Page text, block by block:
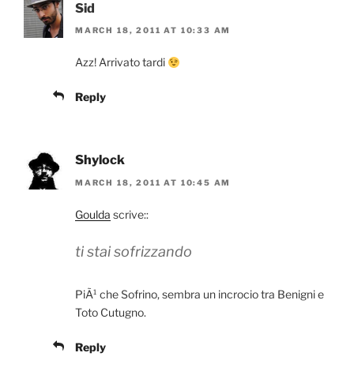
Sid
MARCH 18, 2011 AT 10:33 AM
Azz! Arrivato tardi
Reply
Shylock
MARCH 18, 2011 AT 10:45 AM
Goulda scrive::
ti stai sofrizzando
PiÃ¹ che Sofrino, sembra un incrocio tra Benigni e
Toto Cutugno.
Reply